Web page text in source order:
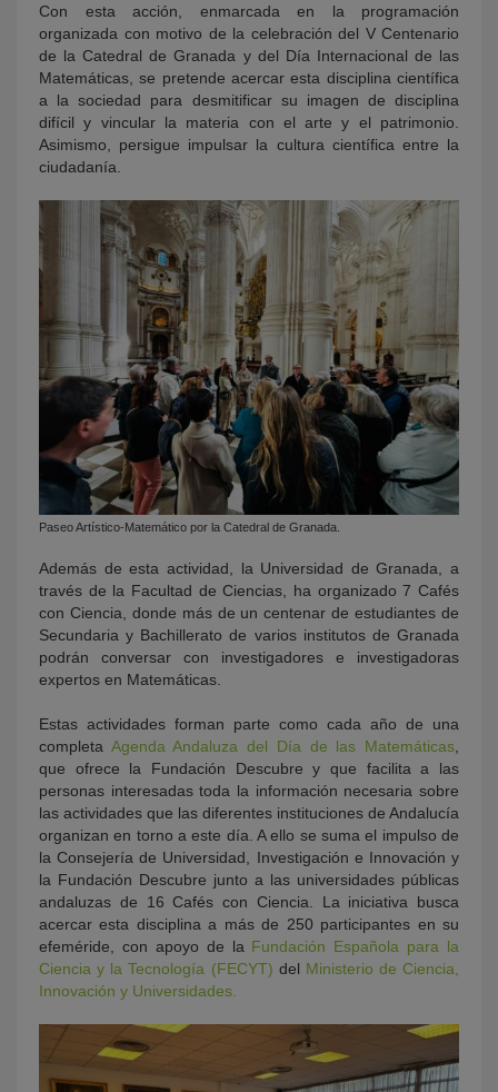
Con esta acción, enmarcada en la programación
organizada con motivo de la celebración del V Centenario
de la Catedral de Granada y del Día Internacional de las
Matemáticas, se pretende acercar esta disciplina científica
a la sociedad para desmitificar su imagen de disciplina
difícil y vincular la materia con el arte y el patrimonio.
Asimismo, persigue impulsar la cultura científica entre la
ciudadanía.
Paseo Artístico-Matemático por la Catedral de Granada.
Además de esta actividad, la Universidad de Granada, a
través de la Facultad de Ciencias, ha organizado 7 Cafés
con Ciencia, donde más de un centenar de estudiantes de
Secundaria y Bachillerato de varios institutos de Granada
podrán conversar con investigadores e investigadoras
expertos en Matemáticas.
Estas actividades forman parte como cada año de una
completa Agenda Andaluza del Día de las Matemáticas
que ofrece la Fundación Descubre y que facilita a las
personas interesadas toda la información necesaria sobre
las actividades que las diferentes instituciones de Andalucía
organizan en torno a este día. A ello se suma el impulso de
la Consejería de Universidad, Investigación e Innovación y
la Fundación Descubre junto a las universidades públicas
andaluzas de 16 Cafés con Ciencia. La iniciativa busca
acercar esta disciplina a más de 250 participantes en su
efeméride, con apoyo de la Fundación Española para la
Ciencia y la Tecnología (FECYT) del Ministerio de Ciencia,
Innovación y Universidades.